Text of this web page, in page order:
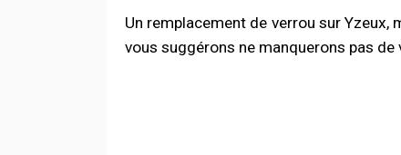
Un remplacement de verrou sur Yzeux,
vous suggérons ne manquerons pas de